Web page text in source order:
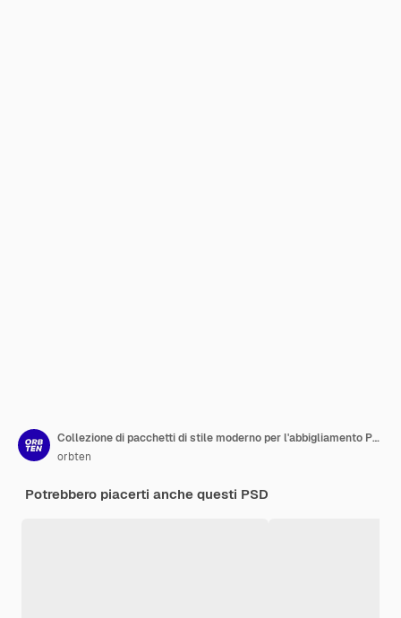
Collezione di pacchetti di stile moderno per l'abbigliamento PSD modello di post Instagram
orbten
Potrebbero piacerti anche questi PSD